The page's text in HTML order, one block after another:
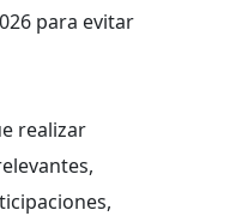
para evitar
realizar